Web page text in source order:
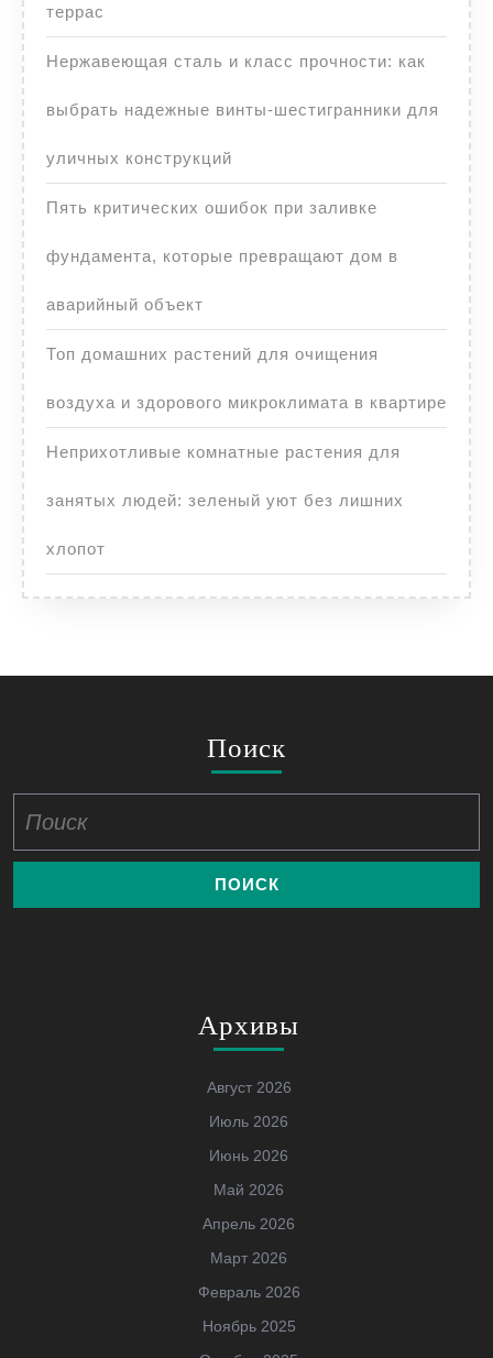
террас
Нержавеющая сталь и класс прочности: как
выбрать надежные винты-шестигранники для
уличных конструкций
Пять критических ошибок при заливке
фундамента, которые превращают дом в
аварийный объект
Топ домашних растений для очищения
воздуха и здорового микроклимата в квартире
Неприхотливые комнатные растения для
занятых людей: зеленый уют без лишних
хлопот
Поиск
Архивы
Август 2026
Июль 2026
Июнь 2026
Май 2026
Апрель 2026
Март 2026
Февраль 2026
Ноябрь 2025